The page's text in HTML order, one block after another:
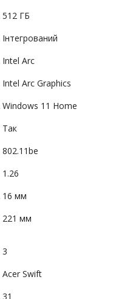
512 ГБ
Інтегрований
Intel Arc
Intel Arc Graphics
Windows 11 Home
Так
802.11be
1.26
16 мм
221 мм
3
Acer Swift
31